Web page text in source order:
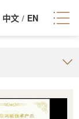
中文 / EN